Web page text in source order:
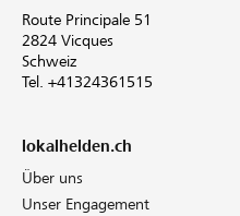
Route Principale 51
2824 Vicques
Schweiz
Tel. +41324361515
lokalhelden.ch
Über uns
Unser Engagement